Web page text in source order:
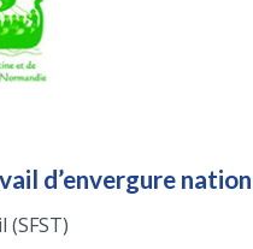
d’envergure